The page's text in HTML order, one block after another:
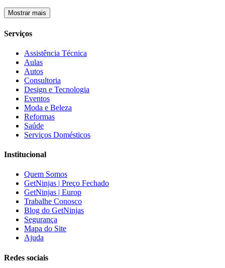
Mostrar mais
Serviços
Assistência Técnica
Aulas
Autos
Consultoria
Design e Tecnologia
Eventos
Moda e Beleza
Reformas
Saúde
Serviços Domésticos
Institucional
Quem Somos
GetNinjas | Preço Fechado
GetNinjas | Europ
Trabalhe Conosco
Blog do GetNinjas
Segurança
Mapa do Site
Ajuda
Redes sociais